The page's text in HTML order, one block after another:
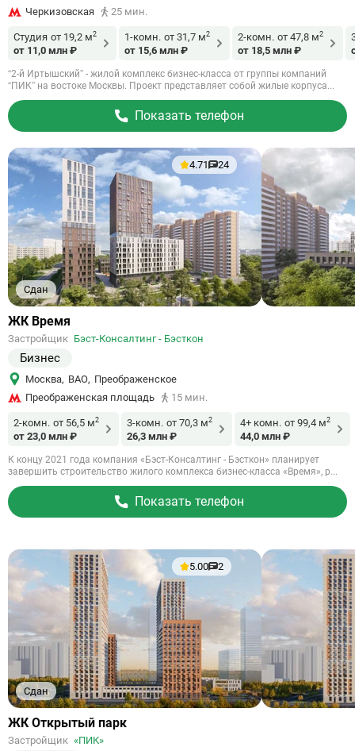
Черкизовская
25 мин.
Студия от 19,2 м2
от 11,0 млн ₽
1-комн. от 31,7 м2
от 15,6 млн ₽
2-комн. от 47,8 м2
от 18,5 млн ₽
“2-й Иртышский” - жилой комплекс бизнес-класса от группы компаний
“ПИК” на востоке Москвы. Проект представляет собой жилые корпуса...
Показать телефон
Сдан
4.71 24
Ссылка
объект
ЖК Время
Застройщик Бэст-Консалтинг - Бэсткон
Бизнес
Москва, ВАО, Преображенское
Преображенская площадь
15 мин.
2-комн. от 56,5 м2
от 23,0 млн ₽
3-комн. от 70,3 м2
26,3 млн ₽
4+ комн. от 99,4 м2
44,0 млн ₽
К концу 2021 года компания «Бэст-Консалтинг - Бэсткон» планирует
завершить строительство жилого комплекса бизнес-класса «Время», р...
Показать телефон
Сдан
5.00 2
Ссылка
объект
ЖК Открытый парк
Застройщик «ПИК»